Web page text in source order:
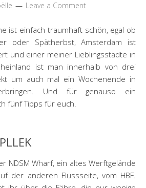
Leave a Comment
ist einfach traumhaft schön, egal ob
oder Spätherbst, Amsterdam ist
und einer meiner Lieblingsstädte in
ist man innerhalb von drei
um auch mal ein Wochenende in
Und für genauso ein
fünf Tipps für euch.
NDSM Wharf, ein altes Werftgelände
der anderen Flussseite, vom HBF.